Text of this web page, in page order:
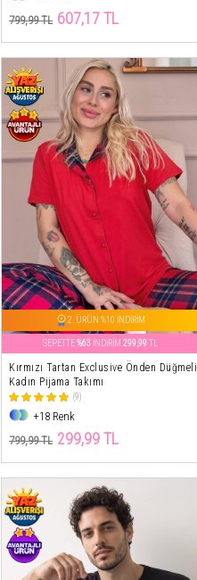
799,99 TL 607,17 TL
2. ÜRÜN %10 İNDİRİM
SEPETTE%63 İNDİRİM 299,99 TL
Kırmızı Tartan Exclusive Önden Düğmeli
Kadın Pijama Takımı
(9)
+18 Renk
799,99 TL 299,99 TL